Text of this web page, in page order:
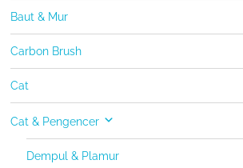
Baut & Mur
Carbon Brush
Cat
Cat & Pengencer
Dempul & Plamur